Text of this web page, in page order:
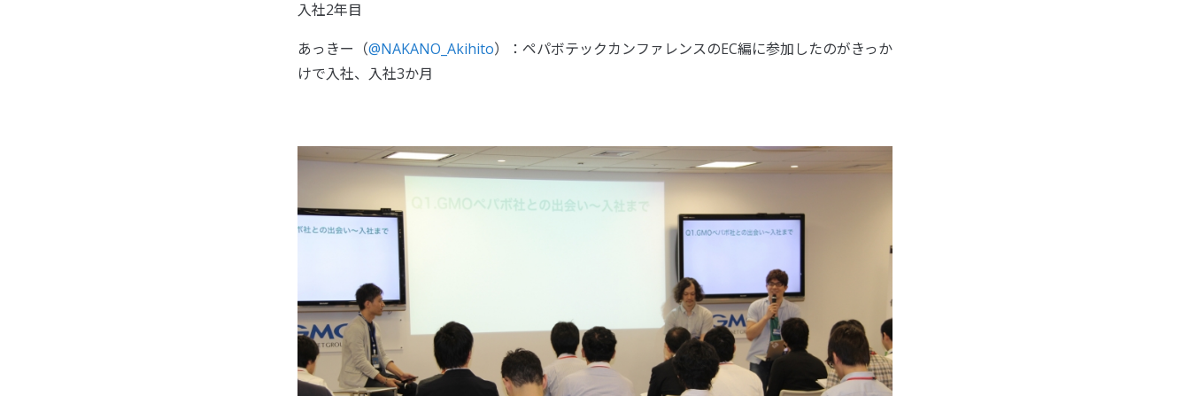
入社2年目
あっきー（@NAKANO_Akihito）：ペパボテックカンファレンスのEC編に参加したのがきっか
けで入社、入社3か月